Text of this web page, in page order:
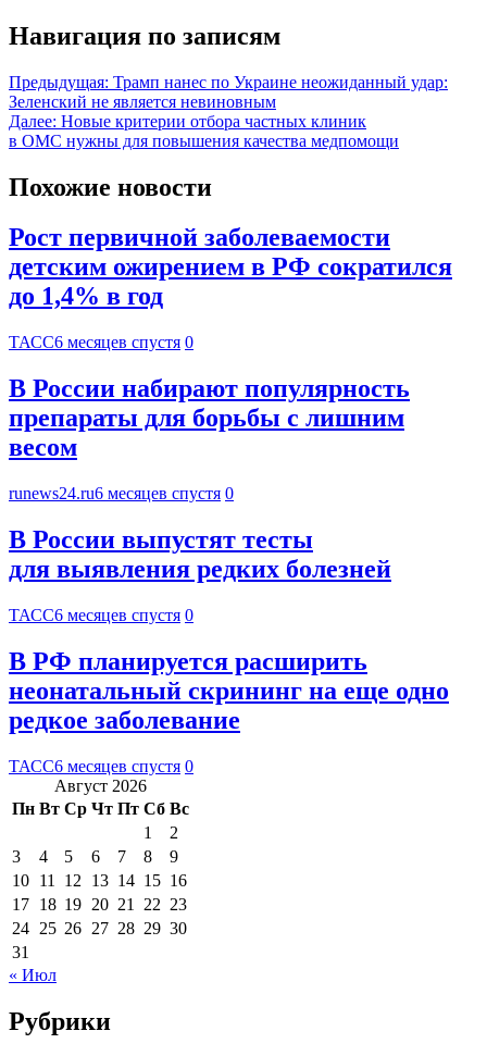
Навигация по записям
Предыдущая: Трамп нанес по Украине неожиданный удар:
Зеленский не является невиновным
Далее: Новые критерии отбора частных клиник
в ОМС нужны для повышения качества медпомощи
Похожие новости
Рост первичной заболеваемости
детским ожирением в РФ сократился
до 1,4% в год
ТАСС6 месяцев спустя 0
В России набирают популярность
препараты для борьбы с лишним
весом
runews24.ru6 месяцев спустя 0
В России выпустят тесты
для выявления редких болезней
ТАСС6 месяцев спустя 0
В РФ планируется расширить
неонатальный скрининг на еще одно
редкое заболевание
ТАСС6 месяцев спустя 0
Август 2026
Пн Вт Ср Чт Пт Сб Вс
1
2
3
4 5 6 7 8
9
10 11 12 13 14 15 16
17 18 19 20 21 22 23
24 25 26 27 28 29 30
31
« Июл
Рубрики